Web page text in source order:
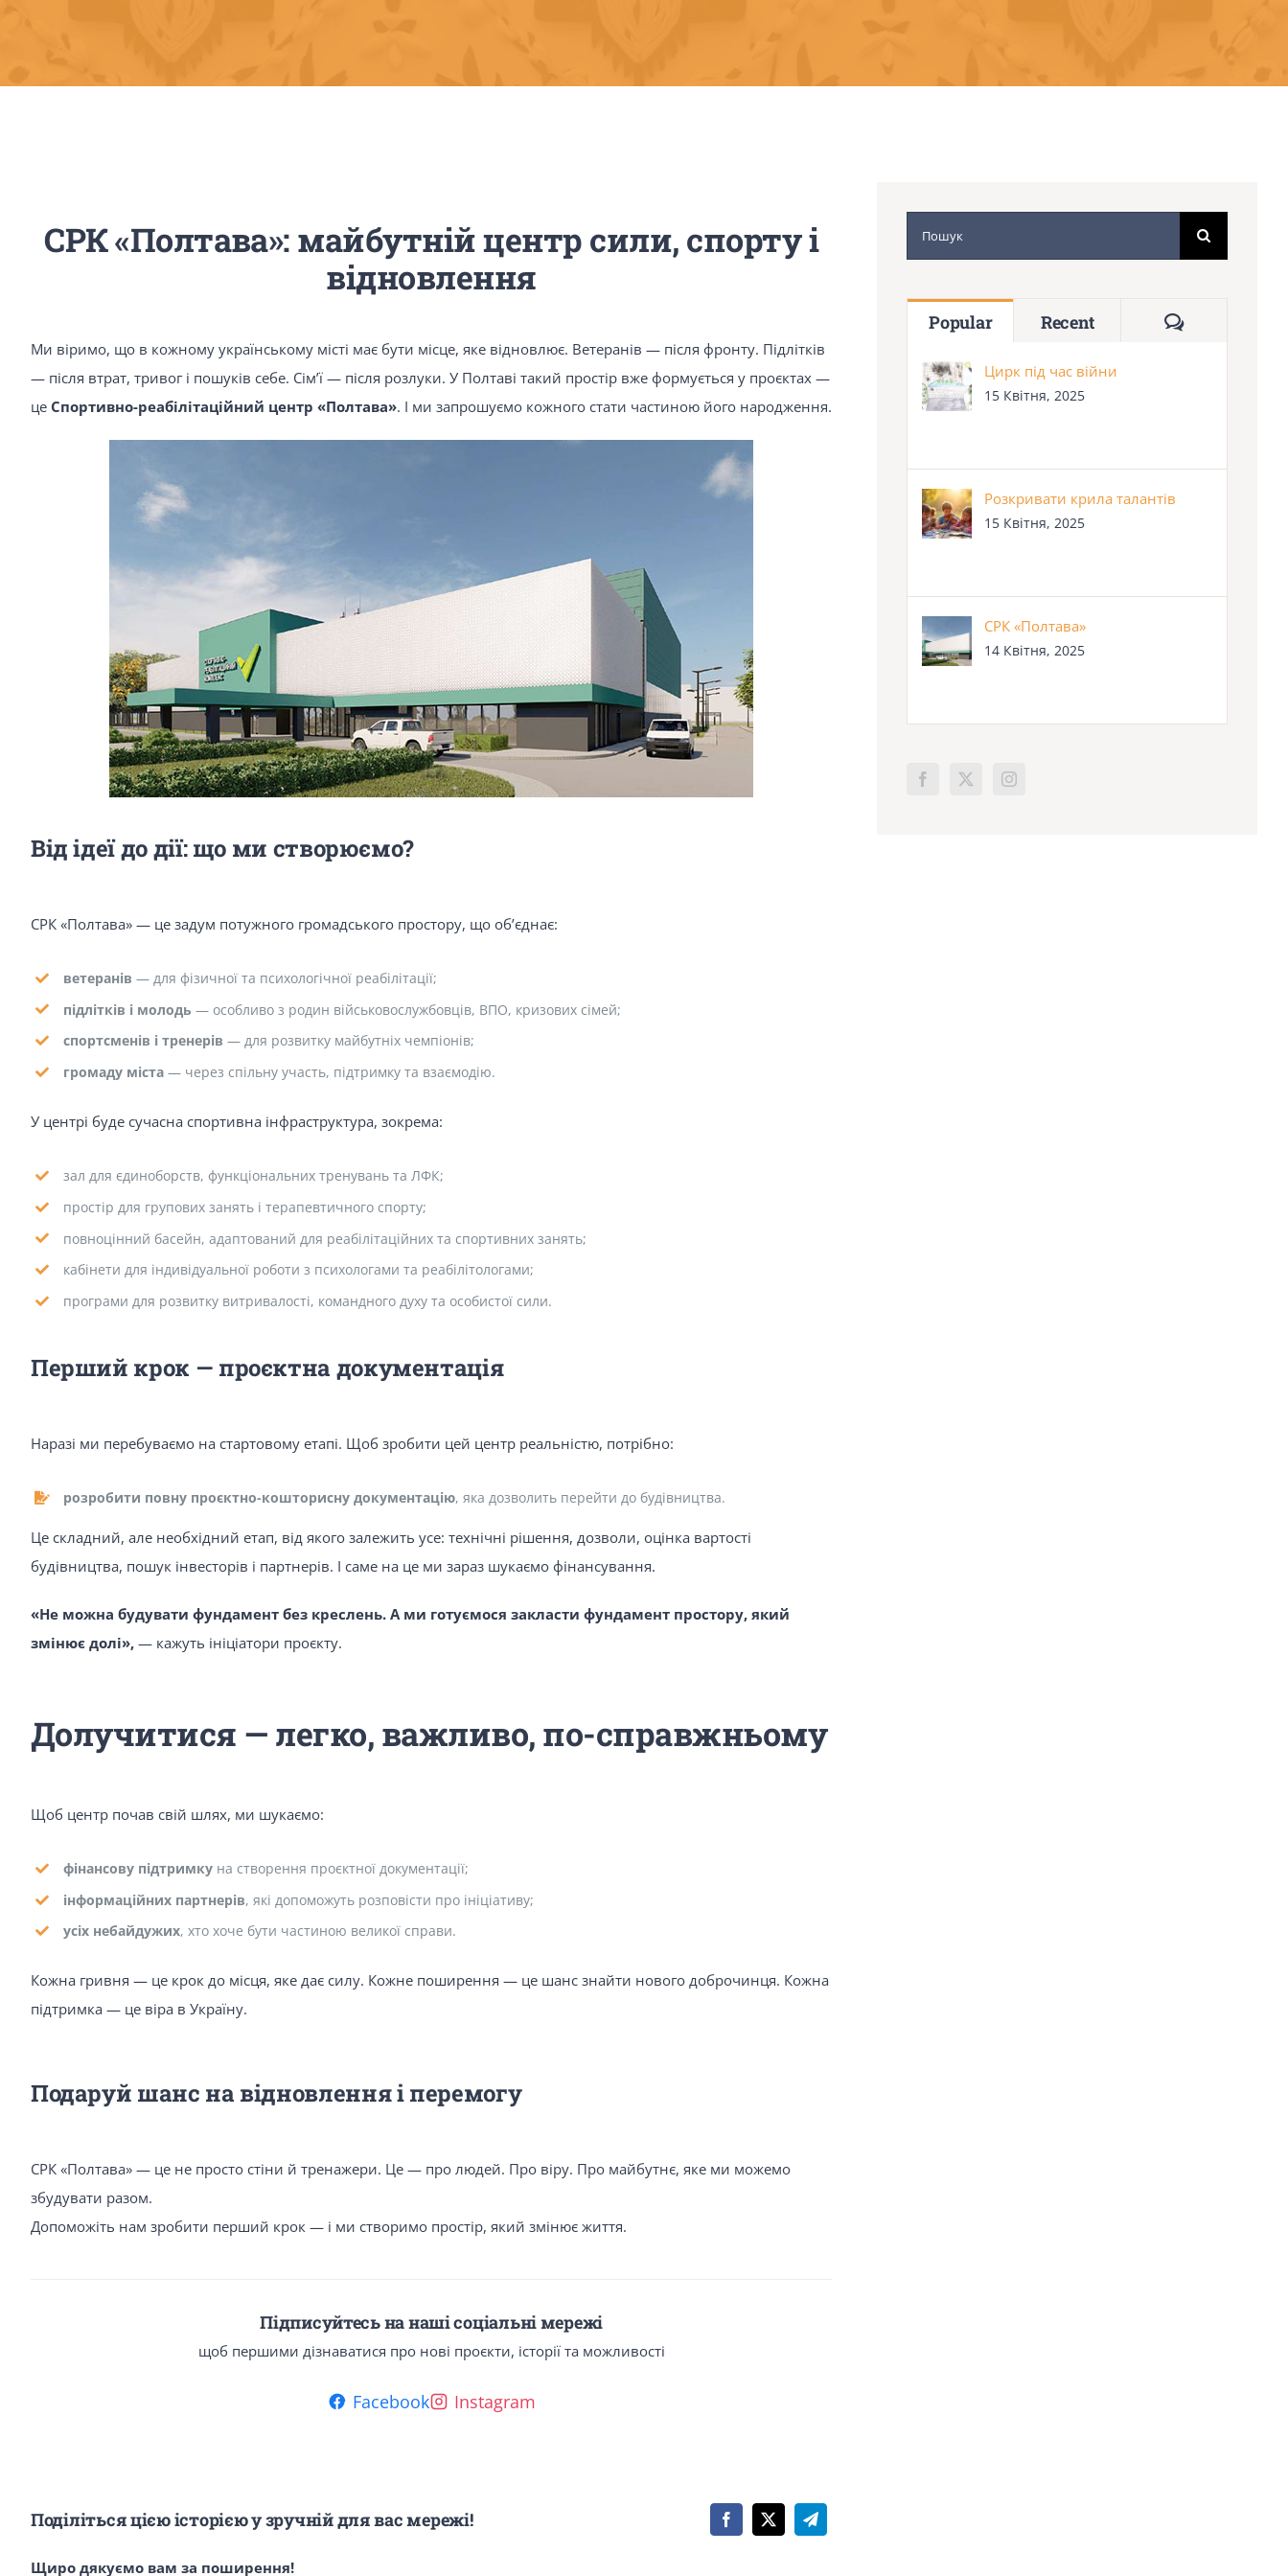
СРК «Полтава»: майбутній центр сили, спорту і
відновлення
Ми віримо, що в кожному українському місті має бути місце, яке відновлює. Ветеранів — після фронту. Підлітків
— після втрат, тривог і пошуків себе. Сім’ї — після розлуки. У Полтаві такий простір вже формується у проєктах —
це Спортивно-реабілітаційний центр «Полтава». І ми запрошуємо кожного стати частиною його народження.
Від ідеї до дії: що ми створюємо?
СРК «Полтава» — це задум потужного громадського простору, що об’єднає:
ветеранів — для фізичної та психологічної реабілітації;
підлітків і молодь — особливо з родин військовослужбовців, ВПО, кризових сімей;
спортсменів і тренерів — для розвитку майбутніх чемпіонів;
громаду міста— через спільну участь, підтримку та взаємодію.
У центрі буде сучасна спортивна інфраструктура, зокрема:
зал для єдиноборств, функціональних тренувань та ЛФК;
простір для групових занять і терапевтичного спорту;
повноцінний басейн, адаптований для реабілітаційних та спортивних занять;
кабінети для індивідуальної роботи з психологами та реабілітологами;
програми для розвитку витривалості, командного духу та особистої сили.
Перший крок — проєктна документація
Наразі ми перебуваємо на стартовому етапі. Щоб зробити цей центр реальністю, потрібно:
розробити повну проєктно-кошторисну документацію, яка дозволить перейти до будівництва.
Це складний, але необхідний етап, від якого залежить усе: технічні рішення, дозволи, оцінка вартості
будівництва, пошук інвесторів і партнерів. І саме на це ми зараз шукаємо фінансування.
«Не можна будувати фундамент без креслень. А ми готуємося закласти фундамент простору, який
змінює долі»,— кажуть ініціатори проєкту.
Долучитися — легко, важливо, по-справжньому
Щоб центр почав свій шлях, ми шукаємо:
фінансову підтримкуна створення проєктної документації;
інформаційних партнерів, які допоможуть розповісти про ініціативу;
усіх небайдужих, хто хоче бути частиною великої справи.
Кожна гривня — це крок до місця, яке дає силу. Кожне поширення — це шанс знайти нового доброчинця. Кожна
підтримка — це віра в Україну.
Подаруй шанс на відновлення і перемогу
СРК «Полтава» — це не просто стіни й тренажери. Це — про людей. Про віру. Про майбутнє, яке ми можемо
збудувати разом.
Допоможіть нам зробити перший крок — і ми створимо простір, який змінює життя.
Підписуйтесь на наші соціальні мережі
щоб першими дізнаватися про нові проєкти, історії та можливості
Facebook Instagram
Поділіться цією історією у зручній для вас мережі!
Щиро дякуємо вам за поширення!
for:
Popular Recent Comments
Цирк під час війни
15 Квітня, 2025
Розкривати крила талантів
15 Квітня, 2025
СРК «Полтава»
14 Квітня, 2025